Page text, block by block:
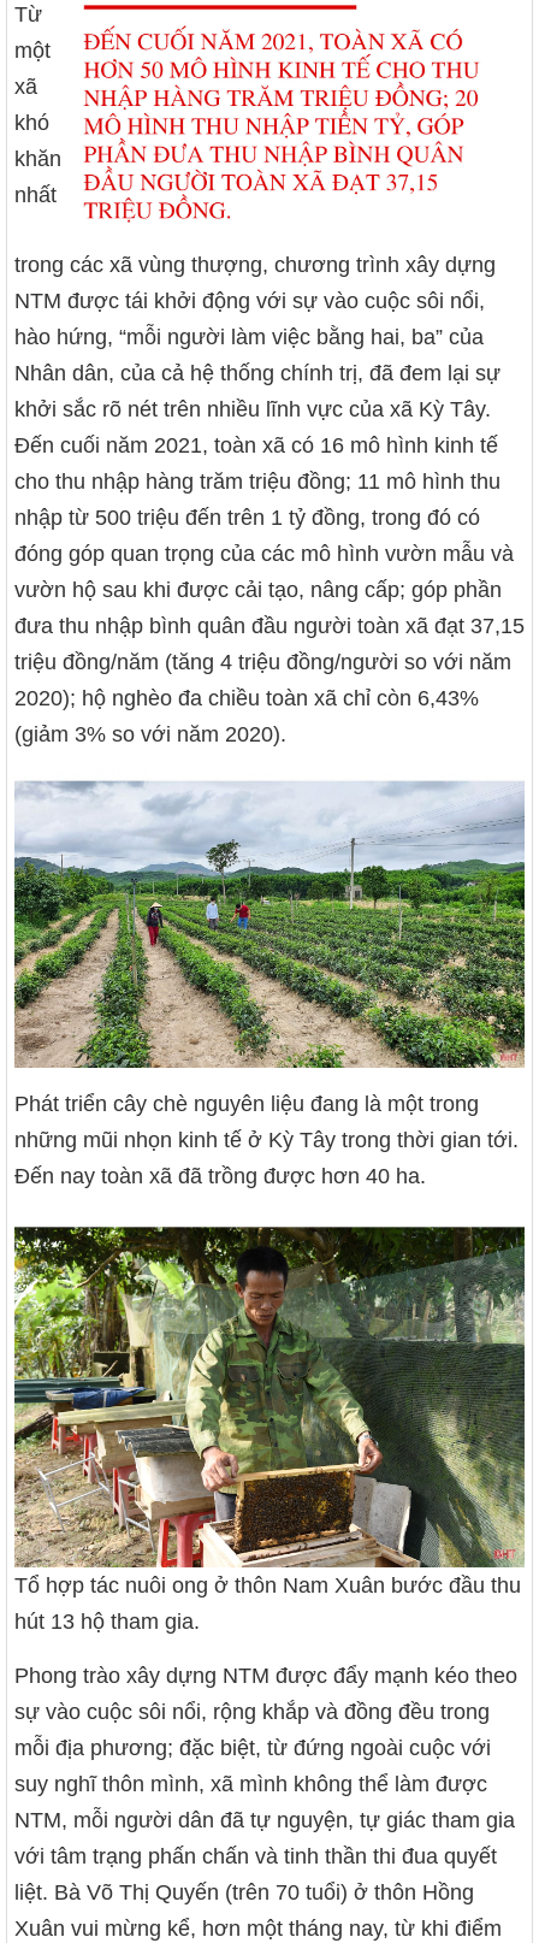
Từ
một
xã
khó
khăn
nhất
trong các xã vùng thượng, chương trình xây dựng
NTM được tái khởi động với sự vào cuộc sôi nổi,
hào hứng, “mỗi người làm việc bằng hai, ba” của
Nhân dân, của cả hệ thống chính trị, đã đem lại sự
khởi sắc rõ nét trên nhiều lĩnh vực của xã Kỳ Tây.
Đến cuối năm 2021, toàn xã có 16 mô hình kinh tế
cho thu nhập hàng trăm triệu đồng; 11 mô hình thu
nhập từ 500 triệu đến trên 1 tỷ đồng, trong đó có
đóng góp quan trọng của các mô hình vườn mẫu và
vườn hộ sau khi được cải tạo, nâng cấp; góp phần
đưa thu nhập bình quân đầu người toàn xã đạt 37,15
triệu đồng/năm (tăng 4 triệu đồng/người so với năm
2020); hộ nghèo đa chiều toàn xã chỉ còn 6,43%
(giảm 3% so với năm 2020).
Phát triển cây chè nguyên liệu đang là một trong
những mũi nhọn kinh tế ở Kỳ Tây trong thời gian tới.
Đến nay toàn xã đã trồng được hơn 40 ha.
Tổ hợp tác nuôi ong ở thôn Nam Xuân bước đầu thu
hút 13 hộ tham gia.
Phong trào xây dựng NTM được đẩy mạnh kéo theo
sự vào cuộc sôi nổi, rộng khắp và đồng đều trong
mỗi địa phương; đặc biệt, từ đứng ngoài cuộc với
suy nghĩ thôn mình, xã mình không thể làm được
NTM, mỗi người dân đã tự nguyện, tự giác tham gia
với tâm trạng phấn chấn và tinh thần thi đua quyết
liệt. Bà Võ Thị Quyến (trên 70 tuổi) ở thôn Hồng
Xuân vui mừng kể, hơn một tháng nay, từ khi điểm